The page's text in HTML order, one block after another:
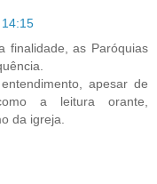
finalidade, as Paróquias
apesar de
a leitura orante,
da igreja.